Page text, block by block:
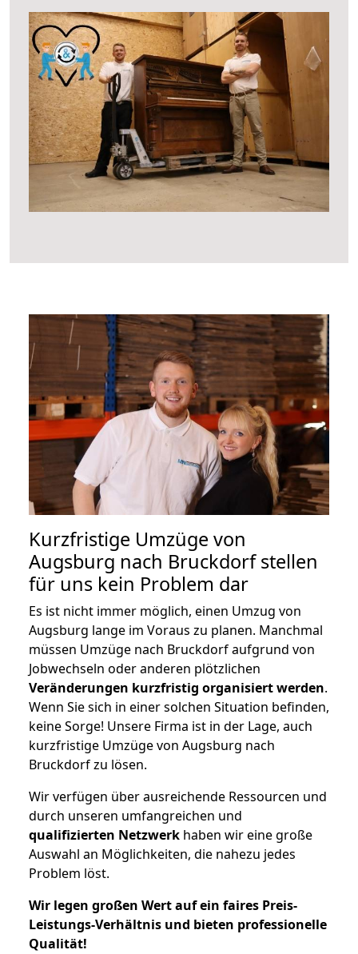
Kurzfristige Umzüge von
Augsburg nach Bruckdorf stellen
für uns kein Problem dar
Es ist nicht immer möglich, einen Umzug von
Augsburg lange im Voraus zu planen. Manchmal
müssen Umzüge nach Bruckdorf aufgrund von
Jobwechseln oder anderen plötzlichen
Veränderungen kurzfristig organisiert werden.
Wenn Sie sich in einer solchen Situation befinden,
keine Sorge! Unsere Firma ist in der Lage, auch
kurzfristige Umzüge von Augsburg nach
Bruckdorf zu lösen.
Wir verfügen über ausreichende Ressourcen und
durch unseren umfangreichen und
qualifizierten Netzwerk haben wir eine große
Auswahl an Möglichkeiten, die nahezu jedes
Problem löst.
Wir legen großen Wert auf ein faires Preis-
Leistungs-Verhältnis und bieten professionelle
Qualität!